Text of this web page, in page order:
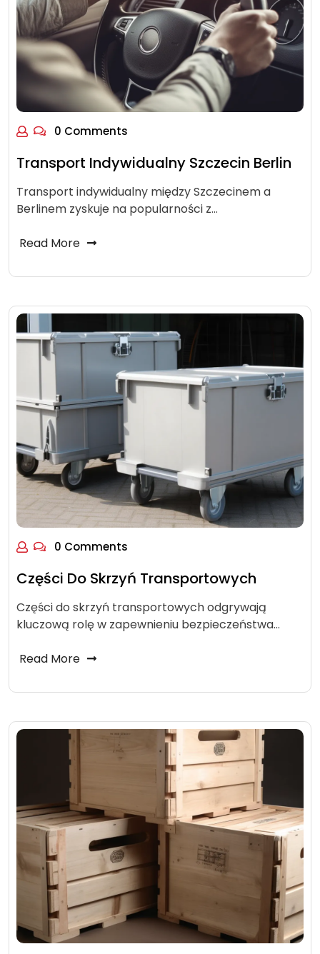
0 Comments
Transport Indywidualny Szczecin Berlin
Transport indywidualny między Szczecinem a
Berlinem zyskuje na popularności z…
Read More
0 Comments
Części Do Skrzyń Transportowych
Części do skrzyń transportowych odgrywają
kluczową rolę w zapewnieniu bezpieczeństwa…
Read More